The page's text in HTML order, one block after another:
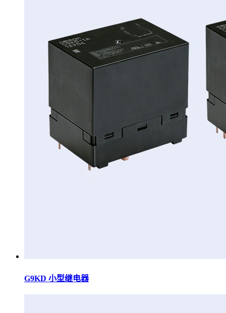
G9KD 小型继电器